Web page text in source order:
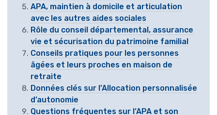
APA, maintien à domicile et articulation
avec les autres aides sociales
Rôle du conseil départemental, assurance
vie et sécurisation du patrimoine familial
Conseils pratiques pour les personnes
âgées et leurs proches en maison de
retraite
Données clés sur l’Allocation personnalisée
d’autonomie
Questions fréquentes sur l’APA et son